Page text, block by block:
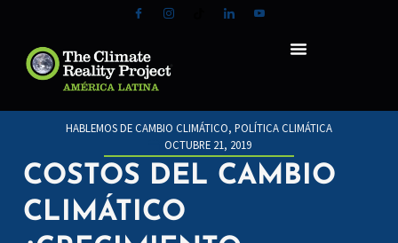
HABLEMOS DE CAMBIO CLIMÁTICO, POLÍTICA CLIMÁTICA
OCTUBRE 21, 2019
COSTOS DEL CAMBIO
CLIMÁTICO